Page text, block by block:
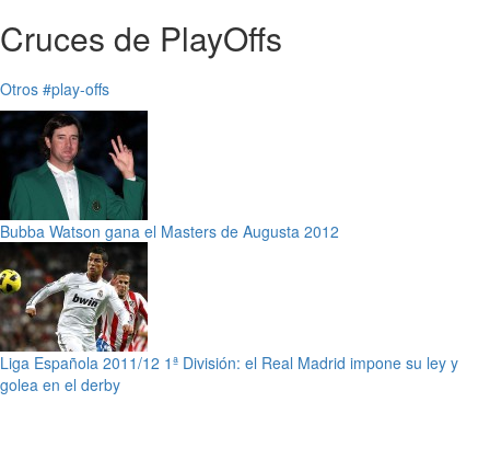
Cruces de PlayOffs
Otros #play-offs
Bubba Watson gana el Masters de Augusta 2012
Liga Española 2011/12 1ª División: el Real Madrid impone su ley y
golea en el derby